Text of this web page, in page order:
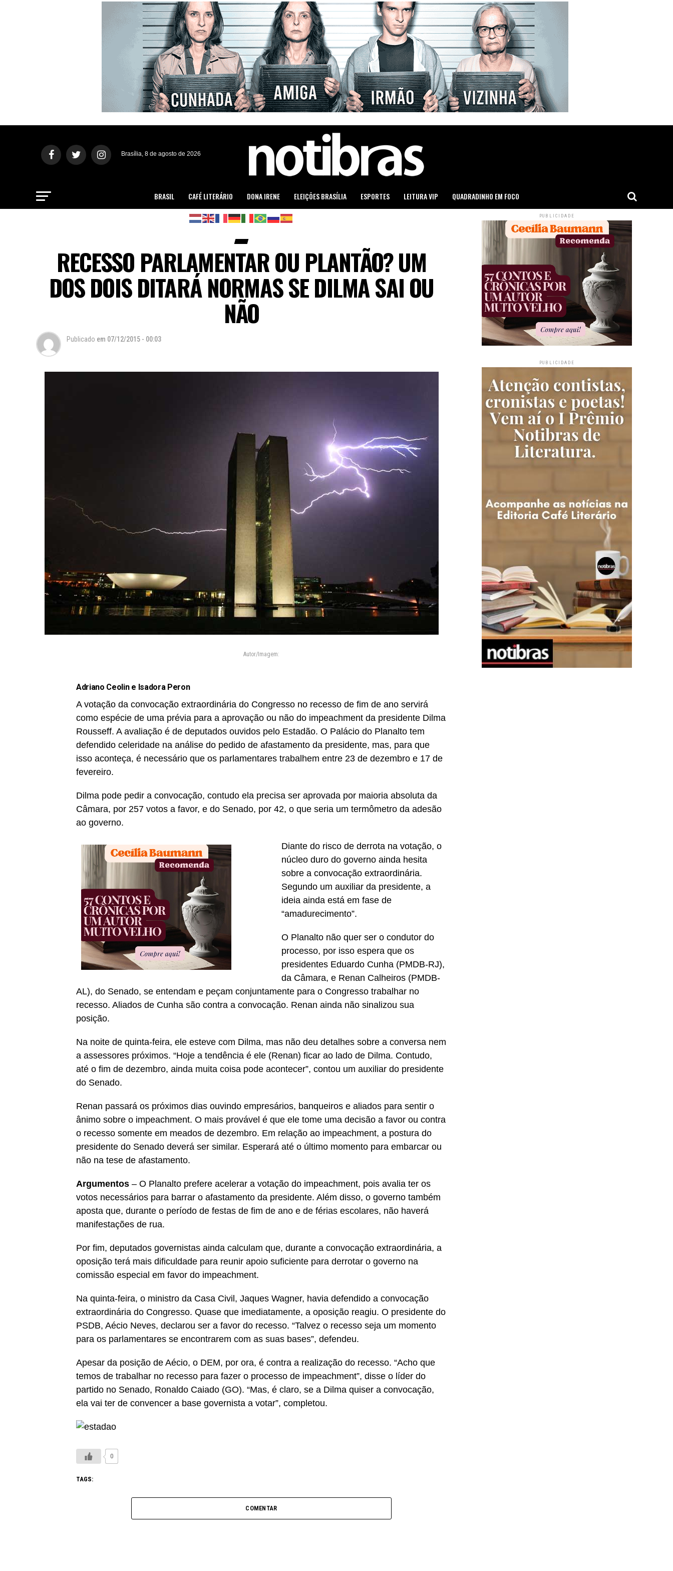
Brasília, 8 de agosto de 2026
BRASIL CAFÉ LITERÁRIO DONA IRENE ELEIÇÕES BRASÍLIA ESPORTES LEITURA VIP QUADRADINHO EM FOCO
RECESSO PARLAMENTAR OU PLANTÃO? UM
DOS DOIS DITARÁ NORMAS SE DILMA SAI OU
NÃO
Publicado em 07/12/2015 - 00:03
Autor/Imagem:
Adriano Ceolin e Isadora Peron
A votação da convocação extraordinária do Congresso no recesso de fim de ano servirá
como espécie de uma prévia para a aprovação ou não do impeachment da presidente Dilma
Rousseff. A avaliação é de deputados ouvidos pelo Estadão. O Palácio do Planalto tem
defendido celeridade na análise do pedido de afastamento da presidente, mas, para que
isso aconteça, é necessário que os parlamentares trabalhem entre 23 de dezembro e 17 de
fevereiro.
Dilma pode pedir a convocação, contudo ela precisa ser aprovada por maioria absoluta da
Câmara, por 257 votos a favor, e do Senado, por 42, o que seria um termômetro da adesão
ao governo.
Diante do risco de derrota na votação, o
núcleo duro do governo ainda hesita
sobre a convocação extraordinária.
Segundo um auxiliar da presidente, a
ideia ainda está em fase de
“amadurecimento”.
O Planalto não quer ser o condutor do
processo, por isso espera que os
presidentes Eduardo Cunha (PMDB-RJ),
da Câmara, e Renan Calheiros (PMDB-
AL), do Senado, se entendam e peçam conjuntamente para o Congresso trabalhar no
recesso. Aliados de Cunha são contra a convocação. Renan ainda não sinalizou sua
posição.
Na noite de quinta-feira, ele esteve com Dilma, mas não deu detalhes sobre a conversa nem
a assessores próximos. “Hoje a tendência é ele (Renan) ficar ao lado de Dilma. Contudo,
até o fim de dezembro, ainda muita coisa pode acontecer”, contou um auxiliar do presidente
do Senado.
Renan passará os próximos dias ouvindo empresários, banqueiros e aliados para sentir o
ânimo sobre o impeachment. O mais provável é que ele tome uma decisão a favor ou contra
o recesso somente em meados de dezembro. Em relação ao impeachment, a postura do
presidente do Senado deverá ser similar. Esperará até o último momento para embarcar ou
não na tese de afastamento.
Argumentos – O Planalto prefere acelerar a votação do impeachment, pois avalia ter os
votos necessários para barrar o afastamento da presidente. Além disso, o governo também
aposta que, durante o período de festas de fim de ano e de férias escolares, não haverá
manifestações de rua.
Por fim, deputados governistas ainda calculam que, durante a convocação extraordinária, a
oposição terá mais dificuldade para reunir apoio suficiente para derrotar o governo na
comissão especial em favor do impeachment.
Na quinta-feira, o ministro da Casa Civil, Jaques Wagner, havia defendido a convocação
extraordinária do Congresso. Quase que imediatamente, a oposição reagiu. O presidente do
PSDB, Aécio Neves, declarou ser a favor do recesso. “Talvez o recesso seja um momento
para os parlamentares se encontrarem com as suas bases”, defendeu.
Apesar da posição de Aécio, o DEM, por ora, é contra a realização do recesso. “Acho que
temos de trabalhar no recesso para fazer o processo de impeachment”, disse o líder do
partido no Senado, Ronaldo Caiado (GO). “Mas, é claro, se a Dilma quiser a convocação,
ela vai ter de convencer a base governista a votar”, completou.
0
TAGS:
COMENTAR
PUBLICIDADE
PUBLICIDADE